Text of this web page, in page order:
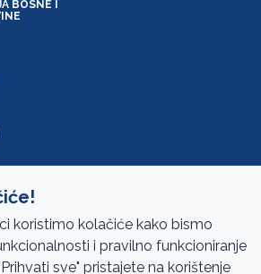
BOSNE I
koristimo kolačiće kako bismo
i pravilno funkcioniranje
sve" pristajete na korištenje